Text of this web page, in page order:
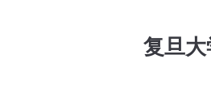
复旦